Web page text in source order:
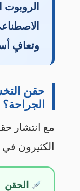
الروبوت
وتعافٍ
حقن
الجراحة؟
مع انتشار
الكثيرون
الحقن